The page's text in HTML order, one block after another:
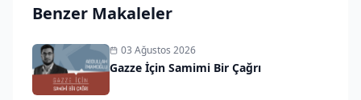
Benzer Makaleler
03 Ağustos 2026
Gazze İçin Samimi Bir Çağrı